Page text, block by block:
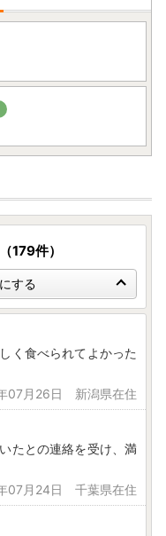
た場合の再発送は出
。システエラー等の理
でも寄附日を変更する
おきください。
、12 月 26 日（金）正
て
1 月 4 日（日）まで
電話等の問い合わせに
せん。
水）のご寄附（決済
（179件）
する
く食べられてよかった
07月26日 新潟県在住
たとの連絡を受け、満
07月24日 千葉県在住